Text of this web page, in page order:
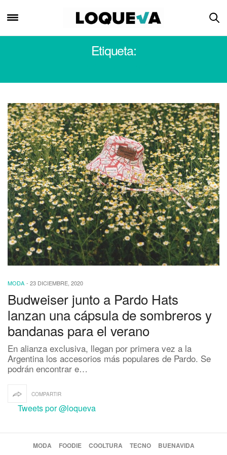
Etiqueta:
MODA - 23 DICIEMBRE, 2020
Budweiser junto a Pardo Hats
lanzan una cápsula de sombreros y
bandanas para el verano
En alianza exclusiva, llegan por primera vez a la
Argentina los accesorios más populares de Pardo. Se
podrán encontrar e…
COMPARTIR
Tweets por @loqueva
MODA FOODIE COOLTURA TECNO BUENAVIDA